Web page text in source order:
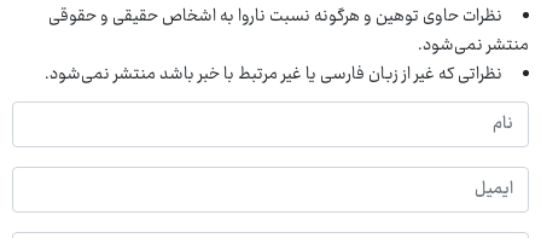
نظرات حاوی توهین و هرگونه نسبت ناروا به اشخاص حقیقی و حقوقی
منتشر نمی‌شود.
نظراتی که غیر از زبان فارسی یا غیر مرتبط با خبر باشد منتشر نمی‌شود.